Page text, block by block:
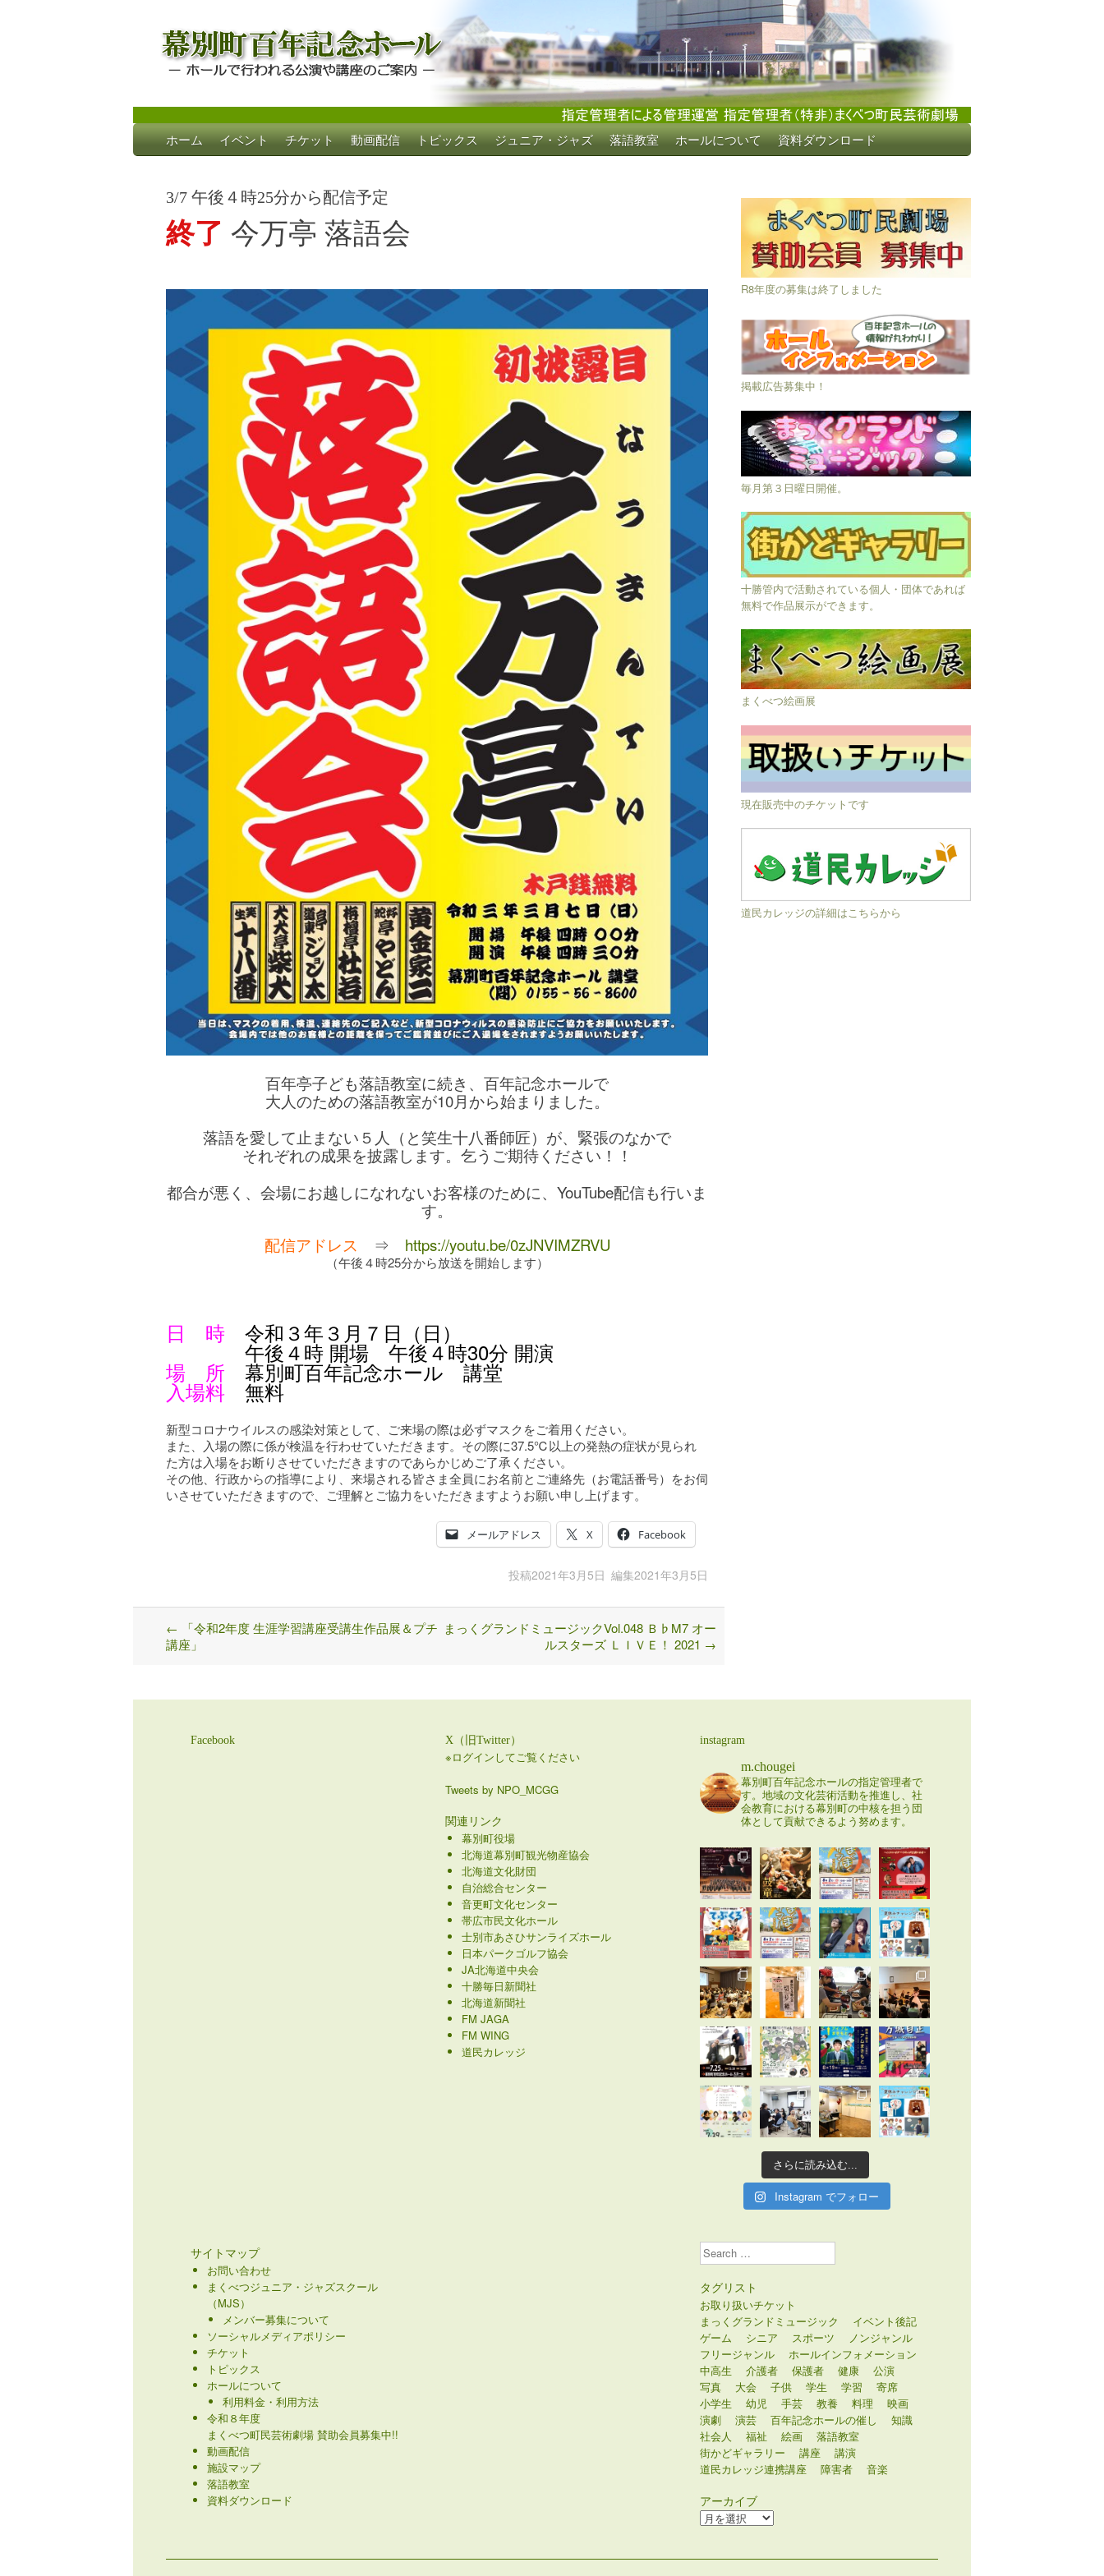
幕別町百年記念ホール
ホールで行われる公演や講座のご案内
Skip
to
ホーム イベント チケット 動画配信 トピックス ジュニア・ジャズ 落語教室 ホールについて 資料ダウンロード
3/7 午後４時25分から配信予定
終了 今万亭 落語会
百年亭子ども落語教室に続き、百年記念ホールで
大人のための落語教室が10月から始まりました。
落語を愛して止まない５人（と笑生十八番師匠）が、緊張のなかで
それぞれの成果を披露します。乞うご期待ください！！
都合が悪く、会場にお越しになれないお客様のために、YouTube配信も行いま
す。
配信アドレス ⇒ https://youtu.be/0zJNVIMZRVU
（午後４時25分から放送を開始します）
日 時 令和３年３月７日（日）
午後４時 開場 午後４時30分 開演
場 所 幕別町百年記念ホール 講堂
入場料 無料
新型コロナウイルスの感染対策として、ご来場の際は必ずマスクをご着用ください。
また、入場の際に係が検温を行わせていただきます。その際に37.5℃以上の発熱の症状が見られ
た方は入場をお断りさせていただきますのであらかじめご了承ください。
その他、行政からの指導により、来場される皆さま全員にお名前とご連絡先（お電話番号）をお伺
いさせていただきますので、ご理解とご協力をいただきますようお願い申し上げます。
メールアドレス X Facebook
投稿2021年3月5日 編集2021年3月5日
Post
navigation
← 「令和2年度 生涯学習講座受講生作品展＆プチ
講座」
まっくグランドミュージックVol.048 Ｂ♭M7 オー
ルスターズ ＬＩＶＥ！ 2021 →
R8年度の募集は終了しました
掲載広告募集中！
毎月第３日曜日開催。
十勝管内で活動されている個人・団体であれば
無料で作品展示ができます。
まくべつ絵画展
現在販売中のチケットです
道民カレッジの詳細はこちらから
Facebook
サイトマップ
お問い合わせ
まくべつジュニア・ジャズスクール
（MJS）
メンバー募集について
ソーシャルメディアポリシー
チケット
トピックス
ホールについて
利用料金・利用方法
令和８年度
まくべつ町民芸術劇場 賛助会員募集中!!
動画配信
施設マップ
落語教室
資料ダウンロード
X（旧Twitter）
※ログインしてご覧ください
Tweets by NPO_MCGG
関連リンク
幕別町役場
北海道幕別町観光物産協会
北海道文化財団
自治総合センター
音更町文化センター
帯広市民文化ホール
士別市あさひサンライズホール
日本パークゴルフ協会
JA北海道中央会
十勝毎日新聞社
北海道新聞社
FM JAGA
FM WING
道民カレッジ
instagram
m.chougei
幕別町百年記念ホールの指定管理者で
す。地域の文化芸術活動を推進し、社
会教育における幕別町の中核を担う団
体として貢献できるよう努めます。
さらに読み込む...
Instagram でフォロー
Search
タグリスト
お取り扱いチケット
まっくグランドミュージック
イベント後記
ゲーム
シニア スポーツ
ノンジャンル
フリージャンル
ホールインフォメーション
中高生
介護者 保護者 健康
公演
写真
大会 子供 学生 学習
寄席
小学生
幼児 手芸 教養 料理
映画
演劇
演芸 百年記念ホールの催し
知識
社会人
福祉 絵画
落語教室
街かどギャラリー
講座
講演
道民カレッジ連携講座
障害者 音楽
アーカイブ
ア